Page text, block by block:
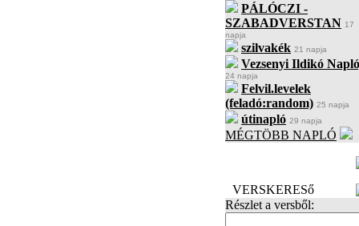
PÁLÓCZI -
SZABADVERSTAN 17
napja
szilvakék 21 napja
Vezsenyi Ildikó
24 napja
Felvil.levelek
(feladó:random) 25 napja
útinapló 29 napja
MÉGTÖBB NAPLÓ
VERSKERESő
Részlet a versből: